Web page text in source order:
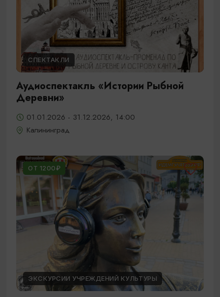
СПЕКТАКЛИ
Аудиоспектакль «Истории Рыбной
Деревни»
01.01.2026 - 31.12.2026, 14:00
Калининград
ОТ 1200₽
ЭКСКУРСИИ УЧРЕЖДЕНИЙ КУЛЬТУРЫ